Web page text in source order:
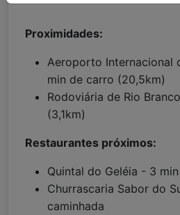
Proximidades:
Aeroporto Internacional
min de carro (20,5km)
Rodoviária de Rio
(3,1km)
Restaurantes próximos:
Quintal do Geléia - 3
Churrascaria Sabor do
caminhada